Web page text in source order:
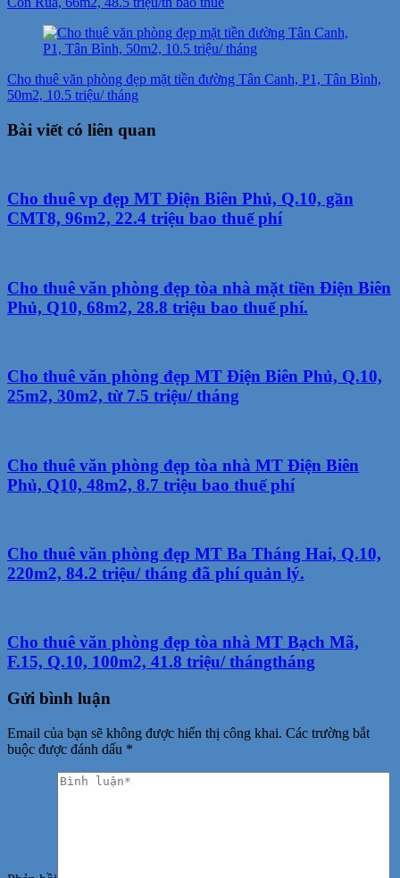
Cho thuê văn phòng đẹp mặt tiền đường Tân Canh, P1, Tân Bình,
50m2, 10.5 triệu/ tháng
Bài viết có liên quan
Cho thuê vp đẹp MT Điện Biên Phủ, Q.10, gần
CMT8, 96m2, 22.4 triệu bao thuế phí
Cho thuê văn phòng đẹp tòa nhà mặt tiền Điện Biên
Phủ, Q10, 68m2, 28.8 triệu bao thuế phí.
Cho thuê văn phòng đẹp MT Điện Biên Phủ, Q.10,
25m2, 30m2, từ 7.5 triệu/ tháng
Cho thuê văn phòng đẹp tòa nhà MT Điện Biên
Phủ, Q10, 48m2, 8.7 triệu bao thuế phí
Cho thuê văn phòng đẹp MT Ba Tháng Hai, Q.10,
220m2, 84.2 triệu/ tháng đã phí quản lý.
Cho thuê văn phòng đẹp tòa nhà MT Bạch Mã,
F.15, Q.10, 100m2, 41.8 triệu/ thángtháng
Gửi bình luận
Email của bạn sẽ không được hiển thị công khai. Các trường bắt
buộc được đánh dấu *